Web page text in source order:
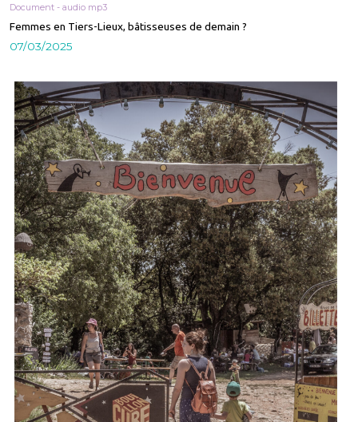
Document - audio mp3
Femmes en Tiers-Lieux, bâtisseuses de demain ?
07/03/2025